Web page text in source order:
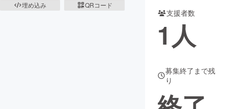
CAMPFIRE Creation
コミュニティ
埋め込み
QRコード
支援者数
1人
募集終了まで残
り